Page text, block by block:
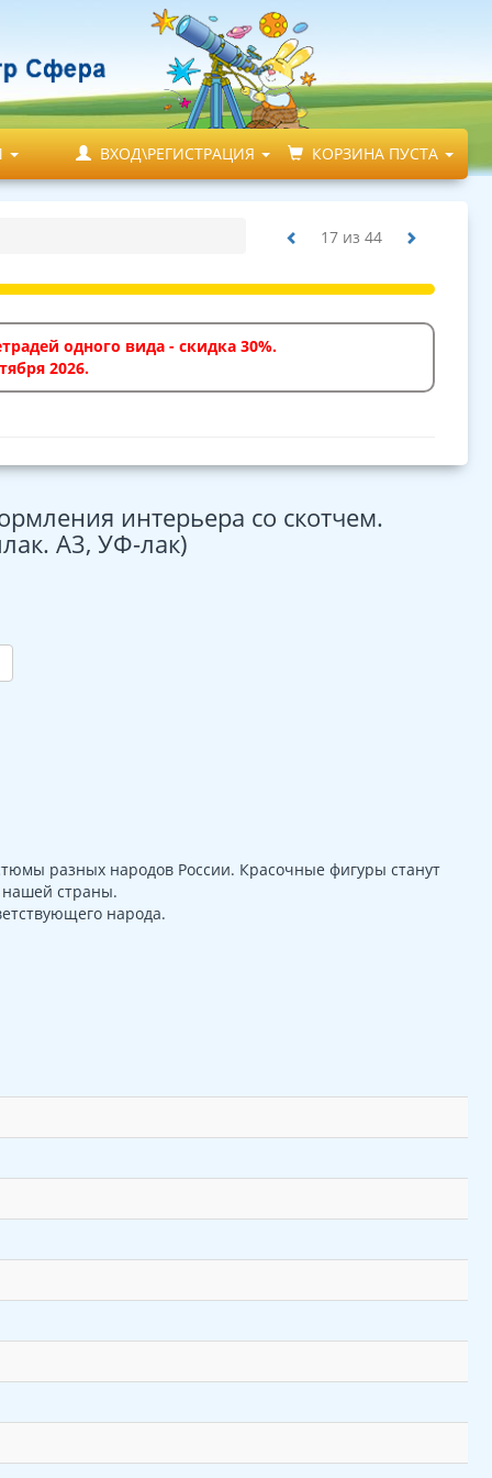
ВХОД\РЕГИСТРАЦИЯ КОРЗИНА ПУСТА
17 из 44
одного вида - скидка 30%.
2026.
интерьера со скотчем.
А3, УФ-лак)
разных народов России. Красочные фигуры станут
нашей страны.
народа.